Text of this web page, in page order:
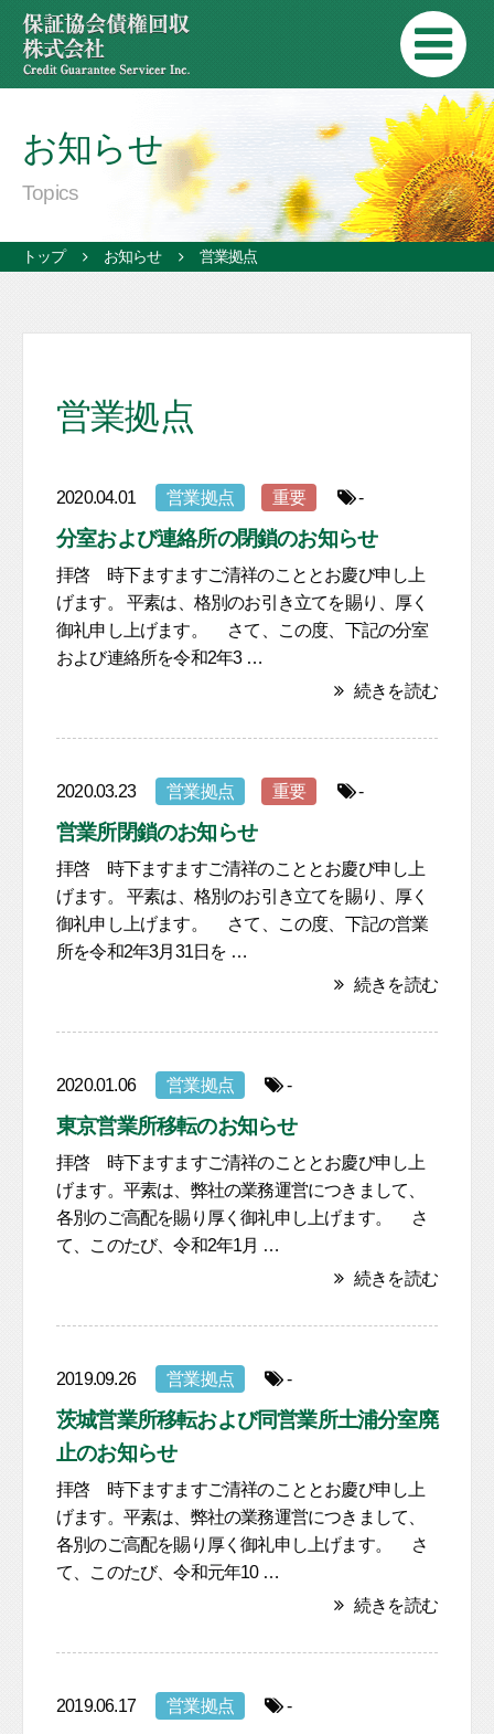
お知らせ
Topics
トップ お知らせ 営業拠点
営業拠点
2020.04.01 営業拠点 重要 -
分室および連絡所の閉鎖のお知らせ
拝啓 時下ますますご清祥のこととお慶び申し上
げます。 平素は、格別のお引き立てを賜り、厚く
御礼申し上げます。 さて、この度、下記の分室
および連絡所を令和2年3 …
続きを読む
2020.03.23 営業拠点 重要 -
営業所閉鎖のお知らせ
拝啓 時下ますますご清祥のこととお慶び申し上
げます。 平素は、格別のお引き立てを賜り、厚く
御礼申し上げます。 さて、この度、下記の営業
所を令和2年3月31日を …
続きを読む
2020.01.06 営業拠点 -
東京営業所移転のお知らせ
拝啓 時下ますますご清祥のこととお慶び申し上
げます。平素は、弊社の業務運営につきまして、
各別のご高配を賜り厚く御礼申し上げます。 さ
て、このたび、令和2年1月 …
続きを読む
2019.09.26 営業拠点 -
茨城営業所移転および同営業所土浦分室廃
止のお知らせ
拝啓 時下ますますご清祥のこととお慶び申し上
げます。平素は、弊社の業務運営につきまして、
各別のご高配を賜り厚く御礼申し上げます。 さ
て、このたび、令和元年10 …
続きを読む
2019.06.17 営業拠点 -